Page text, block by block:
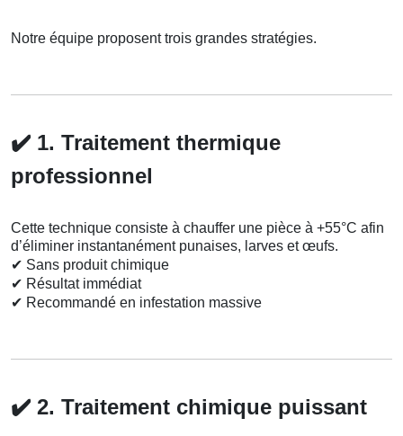
Notre équipe proposent trois grandes stratégies.
✔️ 1. Traitement thermique
professionnel
Cette technique consiste à chauffer une pièce à +55°C afin
d’éliminer instantanément punaises, larves et œufs.
✔ Sans produit chimique
✔ Résultat immédiat
✔ Recommandé en infestation massive
✔️ 2. Traitement chimique puissant